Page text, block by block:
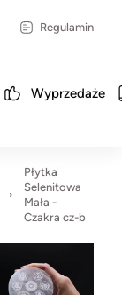
Regulamin
Wyprzedaże
Płytka
Selenitowa
Mała -
Czakra cz-b